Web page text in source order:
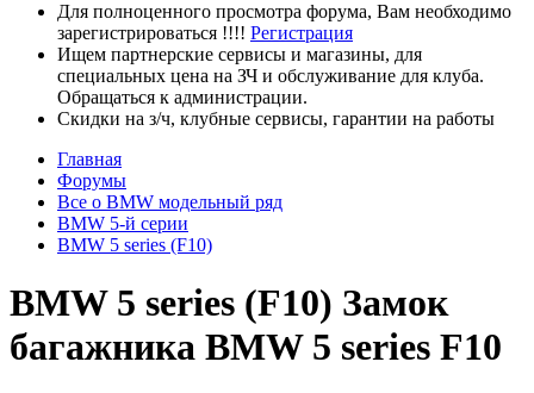
Для полноценного просмотра форума, Вам необходимо
зарегистрироваться !!!! Регистрация
Ищем партнерские сервисы и магазины, для
специальных цена на ЗЧ и обслуживание для клуба.
Обращаться к администрации.
Скидки на з/ч, клубные сервисы, гарантии на работы
Главная
Форумы
Все о BMW модельный ряд
BMW 5-й серии
BMW 5 series (F10)
BMW 5 series (F10) Замок
багажника BMW 5 series F10